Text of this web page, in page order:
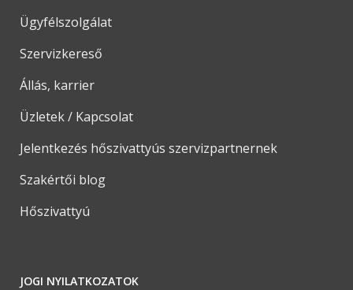
Ügyfélszolgálat
Szervizkereső
Állás, karrier
Üzletek / Kapcsolat
Jelentkezés hőszivattyús szervizpartnernek
Szakértői blog
Hőszivattyú
JOGI NYILATKOZATOK